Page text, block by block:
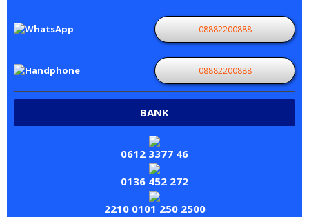
08882200888
08882200888
BANK
0612 3377 46
0136 452 272
2210 0101 250 2500